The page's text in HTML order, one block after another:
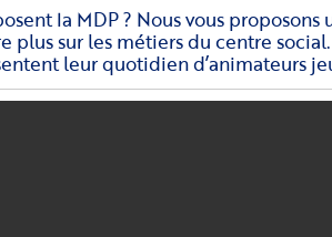
la MDP ? Nous vous
plus sur les métiers du centre social.
leur quotidien d’animateurs